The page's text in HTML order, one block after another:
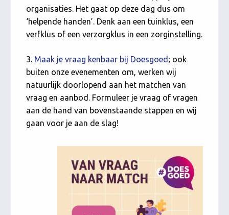
organisaties. Het gaat op deze dag dus om
‘helpende handen’. Denk aan een tuinklus, een
verfklus of een verzorgklus in een zorginstelling.
3. Maak je vraag kenbaar bij Doesgoed ; ook
buiten onze evenementen om, werken wij
natuurlijk doorlopend aan het matchen van
vraag en aanbod. Formuleer je vraag of vragen
aan de hand van bovenstaande stappen en wij
gaan voor je aan de slag!